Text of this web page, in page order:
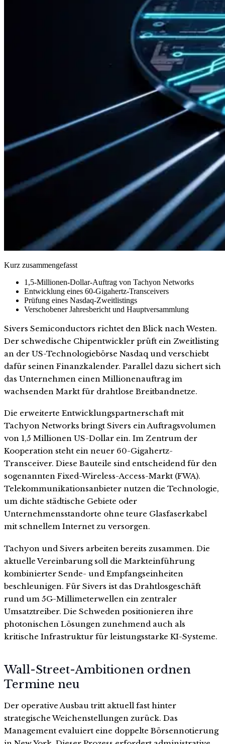
Kurz zusammengefasst
1,5-Millionen-Dollar-Auftrag von Tachyon Networks
Entwicklung eines 60-Gigahertz-Transceivers
Prüfung eines Nasdaq-Zweitlistings
Verschobener Jahresbericht und Hauptversammlung
Sivers Semiconductors richtet den Blick nach Westen.
Der schwedische Chipentwickler prüft ein Zweitlisting
an der US-Technologiebörse Nasdaq und verschiebt
dafür seinen Finanzkalender. Parallel dazu sichert sich
das Unternehmen einen Millionenauftrag im
wachsenden Markt für drahtlose Breitbandnetze.
Die erweiterte Entwicklungspartnerschaft mit
Tachyon Networks bringt Sivers ein Auftragsvolumen
von 1,5 Millionen US-Dollar ein. Im Zentrum der
Kooperation steht ein neuer 60-Gigahertz-
Transceiver. Diese Bauteile sind entscheidend für den
sogenannten Fixed-Wireless-Access-Markt (FWA).
Telekommunikationsanbieter nutzen die Technologie,
um dichte städtische Gebiete oder
Unternehmensstandorte ohne teure Glasfaserkabel
mit schnellem Internet zu versorgen.
Tachyon und Sivers arbeiten bereits zusammen. Die
aktuelle Vereinbarung soll die Markteinführung
kombinierter Sende- und Empfangseinheiten
beschleunigen. Für Sivers ist das Drahtlosgeschäft
rund um 5G-Millimeterwellen ein zentraler
Umsatztreiber. Die Schweden positionieren ihre
photonischen Lösungen zunehmend auch als
kritische Infrastruktur für leistungsstarke KI-Systeme.
Wall-Street-Ambitionen ordnen
Termine neu
Der operative Ausbau tritt aktuell fast hinter
strategische Weichenstellungen zurück. Das
Management evaluiert eine doppelte Börsennotierung